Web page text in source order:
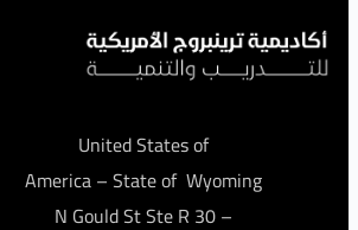
United States of
America – State of Wyoming
– 30 N Gould St Ste R